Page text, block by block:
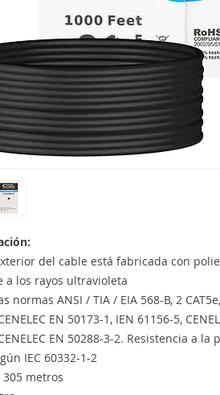
del cable está fabricada con
a los rayos ultravioleta
normas ANSI / TIA / EIA 568-B, 2
EN 50173-1, IEN 61156-5,
EN 50288-3-2. Resistencia a la
IEC 60332-1-2
metros